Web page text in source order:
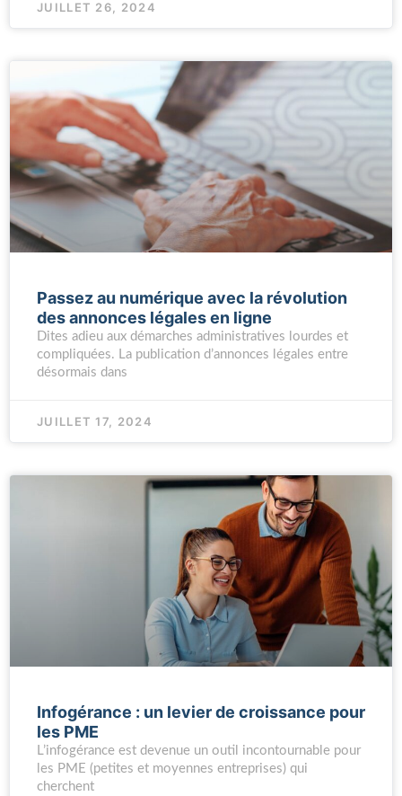
JUILLET 26, 2024
Passez au numérique avec la révolution
des annonces légales en ligne
Dites adieu aux démarches administratives lourdes et
compliquées. La publication d’annonces légales entre
désormais dans
JUILLET 17, 2024
Infogérance : un levier de croissance pour
les PME
L’infogérance est devenue un outil incontournable pour
les PME (petites et moyennes entreprises) qui
cherchent